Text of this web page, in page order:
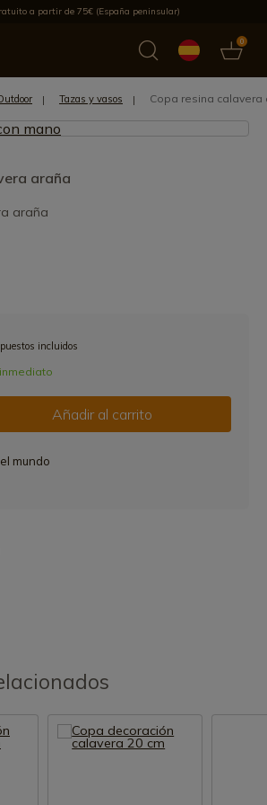
a partir de 75€ (España peninsular)
0
Ultimas novedades Los más vendidos
Tazas y vasos Copa resina calavera
araña
araña
incluidos
Añadir al carrito
mundo